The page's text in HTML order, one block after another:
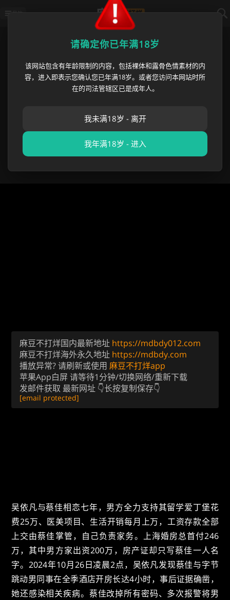
蔡佳出轨事件 七年2
蔡佳出轨事件 七年200万婚房全由
男方承担 出轨男同事凌晨全季酒
麻豆不打烊国内最新地址 https://mdbdy012.com
麻豆不打烊海外永久地址 https://mdbdy.com
播放异常? 请刷新或使用 麻豆不打烊app
苹果App白屏 请等待1分钟/切换网络/重新下载
发邮件获取 最新网址 👇长按复制保存👇
[email protected]
吴依凡与蔡佳相恋七年，男方全力支持其留学爱丁堡花
费25万、医美项目、生活开销每月上万，工资存款全部
上交由蔡佳掌管，自己负责家务。上海婚房总首付246
万，其中男方家出资200万，房产证却只写蔡佳一人名
字。2024年10月26日凌晨2点，吴依凡发现蔡佳与字节
跳动男同事在全季酒店开房长达4小时，事后证据确凿，
她还感染相关疾病。蔡佳改掉所有密码、多次报警将男
请确定你已年满18岁
该网站包含有年龄限制的内容，包括裸体和露骨色情素材的内
容，进入即表示您确认您已年满18岁。或者您访问本网站时所
在的司法管辖区已是成年人。
我未满18岁 - 离开
我年满18岁 - 进入